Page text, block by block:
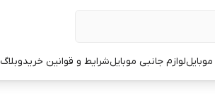
لوازم جانبی موبایلشرایط و قوانین خریدوبلاگ